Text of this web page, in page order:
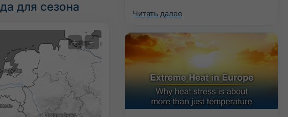
Читать далее
для сезона
©
Экстремальный прогноз
+ −